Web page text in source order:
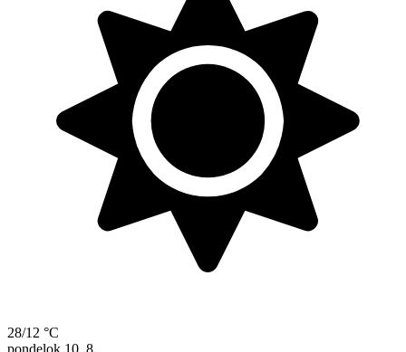
28/12 °C